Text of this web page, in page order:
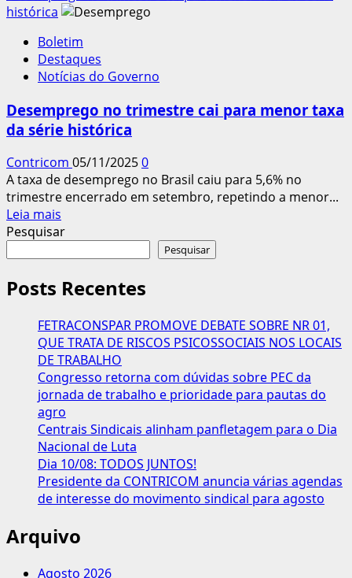
sanção
sobre
do
IR
deve
até
R$
bi
na
economia
e
impulsionar
histórica
Boletim
Destaques
Notícias do Governo
Desemprego no trimestre cai para menor taxa
da série histórica
Contricom 05/11/20250
A taxa de desemprego no Brasil caiu para 5,6% no
trimestre encerrado em setembro, repetindo a menor...
Leia mais
mais
no
trimestre
cai
para
menor
taxa
da
série
histórica
Pesquisar
Pesquisar
Posts Recentes
FETRACONSPAR PROMOVE DEBATE SOBRE NR 01,
QUE TRATA DE RISCOS PSICOSSOCIAIS NOS LOCAIS
DE TRABALHO
Congresso retorna com dúvidas sobre PEC da
jornada de trabalho e prioridade para pautas do
agro
Centrais Sindicais alinham panfletagem para o Dia
Nacional de Luta
Dia 10/08: TODOS JUNTOS!
Presidente da CONTRICOM anuncia várias agendas
de interesse do movimento sindical para agosto
Arquivo
Agosto 2026